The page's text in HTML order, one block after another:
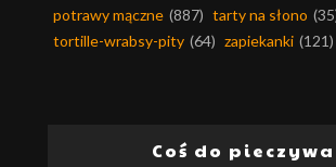
potrawy mączne (887) tarty na słono
tortille-wrabsy-pity (64) zapiekanki (121)
Coś do pieczywa